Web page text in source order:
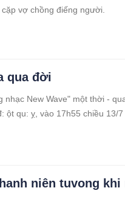
vợ chồng điếng người.
qua đời
nhạc New Wave" một thời -
ột qu: ỵ, vào 17h55 chiều 13/7
niên tuvong